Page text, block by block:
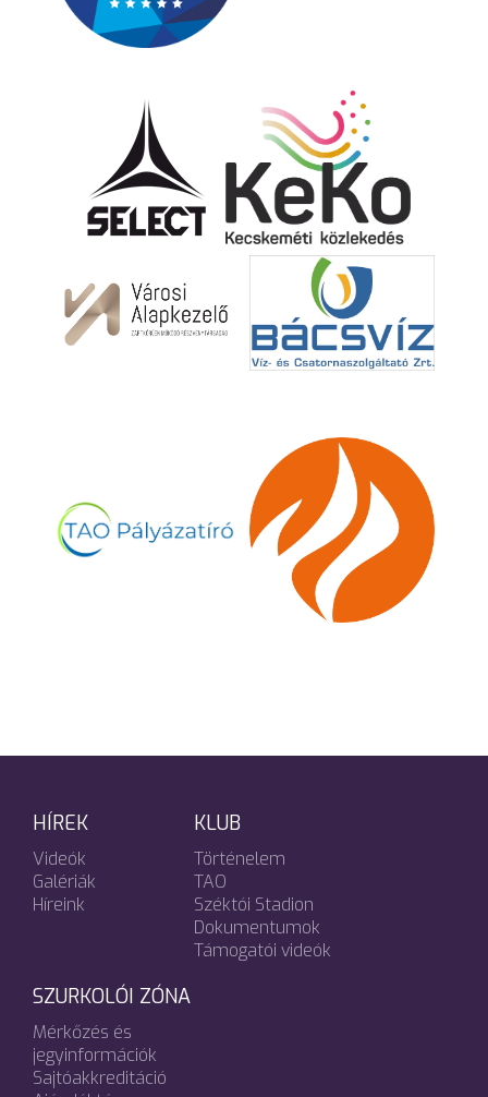
HÍREK
Videók
Galériák
Híreink
KLUB
Történelem
TAO
Széktói Stadion
Dokumentumok
Támogatói videók
SZURKOLÓI ZÓNA
Mérkőzés és
jegyinformációk
Sajtóakkreditáció